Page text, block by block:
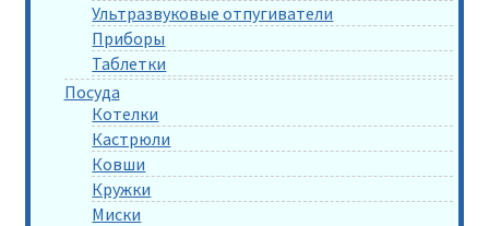
Ультразвуковые отпугиватели
Приборы
Таблетки
Посуда
Котелки
Кастрюли
Ковши
Кружки
Миски